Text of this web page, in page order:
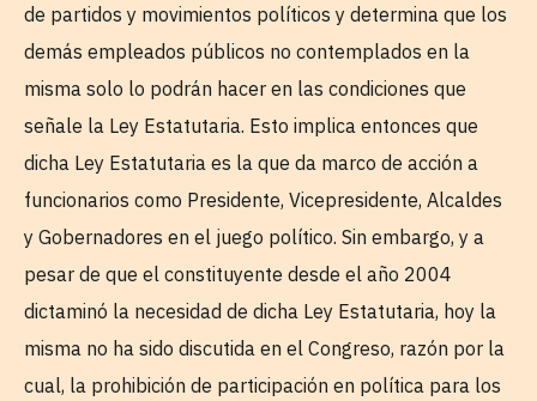
de partidos y movimientos políticos y determina que los
demás empleados públicos no contemplados en la
misma solo lo podrán hacer en las condiciones que
señale la Ley Estatutaria. Esto implica entonces que
dicha Ley Estatutaria es la que da marco de acción a
funcionarios como Presidente, Vicepresidente, Alcaldes
y Gobernadores en el juego político. Sin embargo, y a
pesar de que el constituyente desde el año 2004
dictaminó la necesidad de dicha Ley Estatutaria, hoy la
misma no ha sido discutida en el Congreso, razón por la
cual, la prohibición de participación en política para los